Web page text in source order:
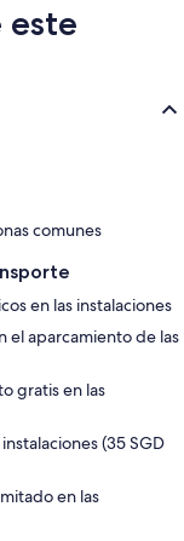
este
comunes
en las instalaciones
el aparcamiento de las
gratis en las
(35 SGD
en las